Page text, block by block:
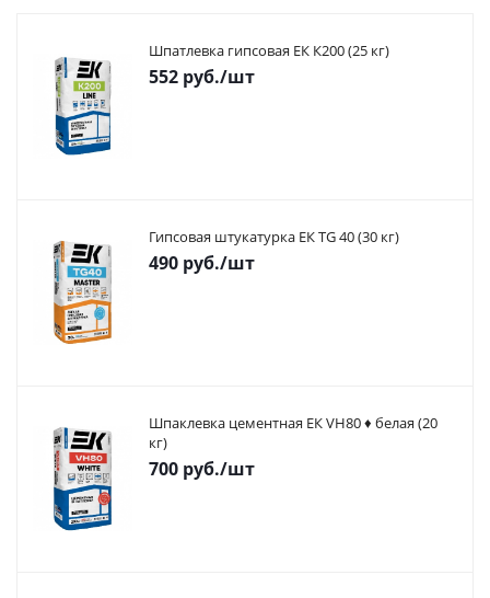
Шпатлевка гипсовая ЕК К200 (25 кг)
552 руб./шт
Гипсовая штукатурка ЕК TG 40 (30 кг)
490 руб./шт
Шпаклевка цементная ЕК VH80 ♦ белая (20
кг)
700 руб./шт